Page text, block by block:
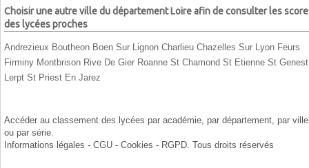
Choisir une autre ville du département Loire afin de consulter les
des lycées proches
Andrezieux Boutheon Boen Sur Lignon Charlieu Chazelles Sur Lyon Feurs
Firminy Montbrison Rive De Gier Roanne St Chamond St Etienne St Genest
Lerpt St Priest En Jarez
Accéder au classement des lycées par académie , par département , par ville
ou par série
Informations légales - CGU - Cookies - RGPD . Tous droits réservés